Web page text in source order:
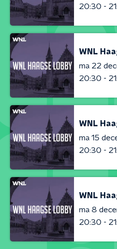
20:30 -
WNL
ma 22
20:30 -
WNL
ma 15
20:30 -
WNL
ma 8
20:30 -